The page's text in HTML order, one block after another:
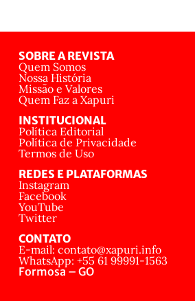
SOBRE A REVISTA
Quem Somos
Nossa História
Missão e Valores
Quem Faz a Xapuri
INSTITUCIONAL
Política Editorial
Política de Privacidade
Termos de Uso
REDES E PLATAFORMAS
Instagram
Facebook
YouTube
Twitter
CONTATO
E-mail: contato@xapuri.info
WhatsApp: +55 61 99991-1563
Formosa – GO